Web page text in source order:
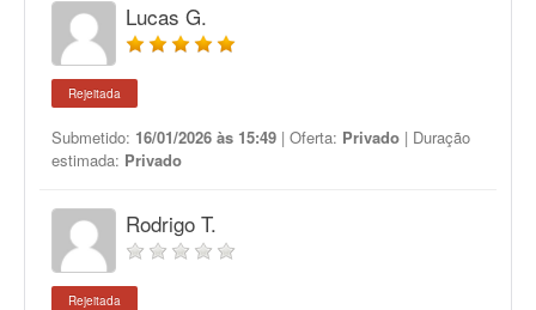
Lucas G.
Rejeitada
Submetido: 16/01/2026 às 15:49 | Oferta: Privado | Duração
estimada: Privado
Rodrigo T.
Rejeitada